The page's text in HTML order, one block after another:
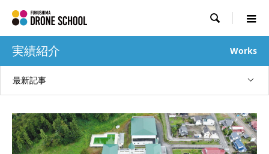

実績紹介 Works
最新記事